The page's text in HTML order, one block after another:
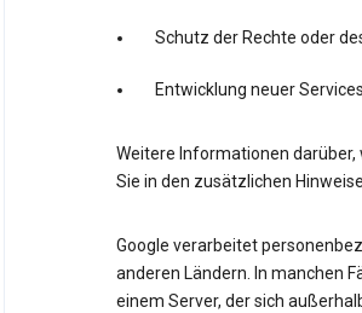
Schutz der Rechte oder
Entwicklung neuer Services
Weitere Informationen
Sie in den zusätzlichen
Google verarbeitet
anderen Ländern. In manchen
einem Server, der sich